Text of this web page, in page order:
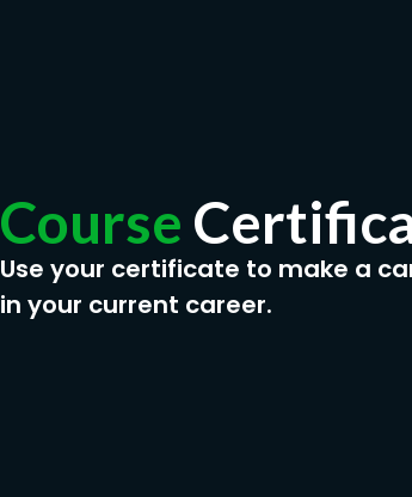
Course
Use your certificate to make a
in your current career.